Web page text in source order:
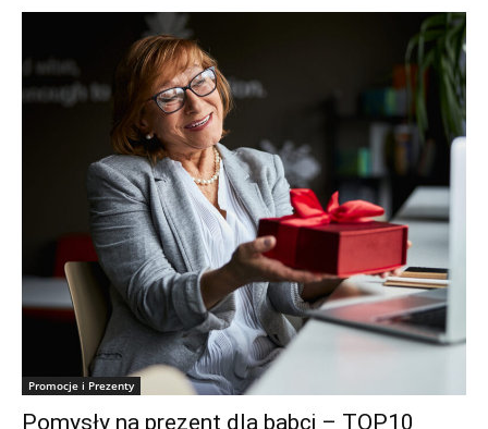
Promocje i Prezenty
Pomysły na prezent dla babci – TOP10